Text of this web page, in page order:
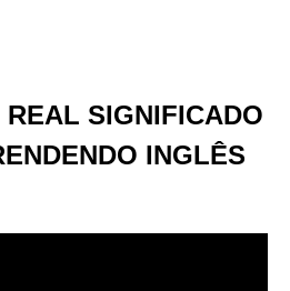
SIGNIFICADO
INGLÊS